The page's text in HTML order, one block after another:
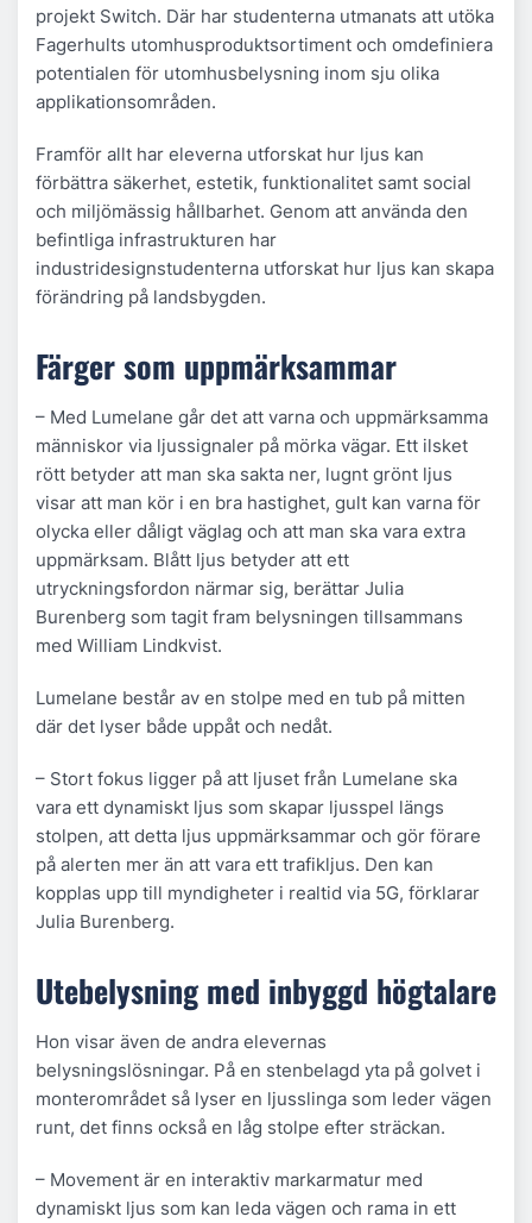
projekt Switch. Där har studenterna utmanats att utöka
Fagerhults utomhusproduktsortiment och omdefiniera
potentialen för utomhusbelysning inom sju olika
applikationsområden.
Framför allt har eleverna utforskat hur ljus kan
förbättra säkerhet, estetik, funktionalitet samt social
och miljömässig hållbarhet. Genom att använda den
befintliga infrastrukturen har
industridesignstudenterna utforskat hur ljus kan skapa
förändring på landsbygden.
Färger som uppmärksammar
– Med Lumelane går det att varna och uppmärksamma
människor via ljussignaler på mörka vägar. Ett ilsket
rött betyder att man ska sakta ner, lugnt grönt ljus
visar att man kör i en bra hastighet, gult kan varna för
olycka eller dåligt väglag och att man ska vara extra
uppmärksam. Blått ljus betyder att ett
utryckningsfordon närmar sig, berättar Julia
Burenberg som tagit fram belysningen tillsammans
med William Lindkvist.
Lumelane består av en stolpe med en tub på mitten
där det lyser både uppåt och nedåt.
– Stort fokus ligger på att ljuset från Lumelane ska
vara ett dynamiskt ljus som skapar ljusspel längs
stolpen, att detta ljus uppmärksammar och gör förare
på alerten mer än att vara ett trafikljus. Den kan
kopplas upp till myndigheter i realtid via 5G, förklarar
Julia Burenberg.
Utebelysning med inbyggd högtalare
Hon visar även de andra elevernas
belysningslösningar. På en stenbelagd yta på golvet i
monterområdet så lyser en ljusslinga som leder vägen
runt, det finns också en låg stolpe efter sträckan.
– Movement är en interaktiv markarmatur med
dynamiskt ljus som kan leda vägen och rama in ett